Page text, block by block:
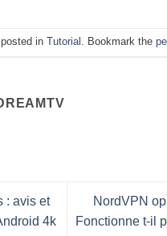
in Tutorial . Bookmark the
: avis et
4k
NordVPN
Fonctionne t-il